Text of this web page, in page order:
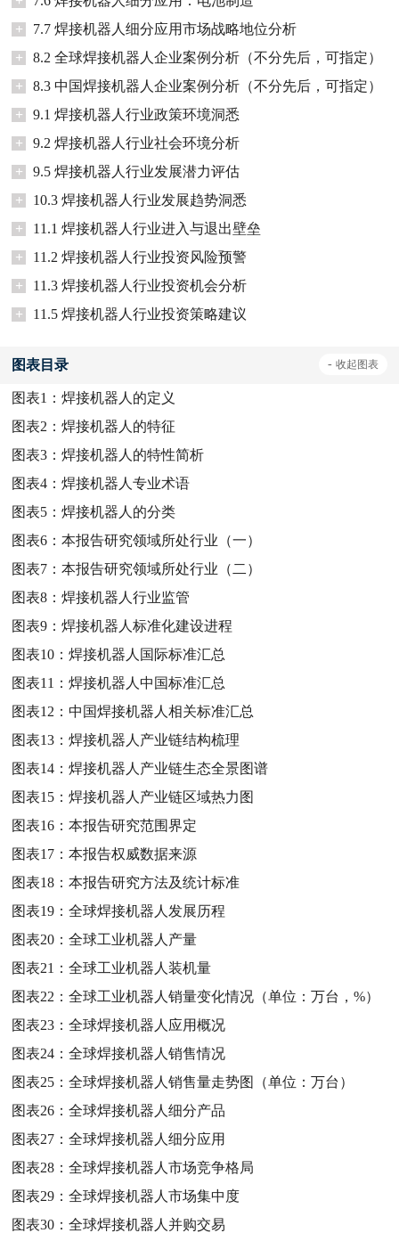
+
7.7 焊接机器人细分应用市场战略地位分析
+
8.2 全球焊接机器人企业案例分析（不分先后，可指定）
+
8.3 中国焊接机器人企业案例分析（不分先后，可指定）
+
9.1 焊接机器人行业政策环境洞悉
+
9.2 焊接机器人行业社会环境分析
+
9.5 焊接机器人行业发展潜力评估
+
10.3 焊接机器人行业发展趋势洞悉
+
11.1 焊接机器人行业进入与退出壁垒
+
11.2 焊接机器人行业投资风险预警
+
11.3 焊接机器人行业投资机会分析
+
11.5 焊接机器人行业投资策略建议
图表目录 - 收起图表
图表1：焊接机器人的定义
图表2：焊接机器人的特征
图表3：焊接机器人的特性简析
图表4：焊接机器人专业术语
图表5：焊接机器人的分类
图表6：本报告研究领域所处行业（一）
图表7：本报告研究领域所处行业（二）
图表8：焊接机器人行业监管
图表9：焊接机器人标准化建设进程
图表10：焊接机器人国际标准汇总
图表11：焊接机器人中国标准汇总
图表12：中国焊接机器人相关标准汇总
图表13：焊接机器人产业链结构梳理
图表14：焊接机器人产业链生态全景图谱
图表15：焊接机器人产业链区域热力图
图表16：本报告研究范围界定
图表17：本报告权威数据来源
图表18：本报告研究方法及统计标准
图表19：全球焊接机器人发展历程
图表20：全球工业机器人产量
图表21：全球工业机器人装机量
图表22：全球工业机器人销量变化情况（单位：万台，%）
图表23：全球焊接机器人应用概况
图表24：全球焊接机器人销售情况
图表25：全球焊接机器人销售量走势图（单位：万台）
图表26：全球焊接机器人细分产品
图表27：全球焊接机器人细分应用
图表28：全球焊接机器人市场竞争格局
图表29：全球焊接机器人市场集中度
图表30：全球焊接机器人并购交易